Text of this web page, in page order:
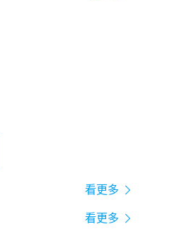
看更多
看更多